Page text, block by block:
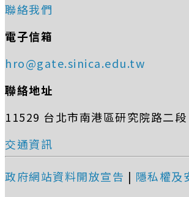
聯絡我們
電子信箱
hro@gate.sinica.edu.tw
聯絡地址
11529 台北市南港區研究院路二
交通資訊
政府網站資料開放宣告 | 隱私權及